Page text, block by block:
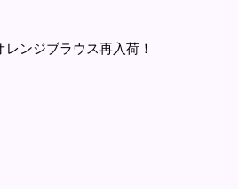
ンジブラウス再入荷！